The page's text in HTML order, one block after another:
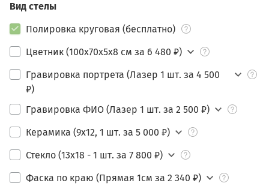
Вид стелы
Полировка круговая (бесплатно)
Цветник (100х70х5х8 см за 6 480 ₽)
Гравировка портрета (Лазер 1 шт. за 4 500
₽)
Гравировка ФИО (Лазер 1 шт. за 2 500 ₽)
Керамика (9х12, 1 шт. за 5 000 ₽)
Стекло (13х18 - 1 шт. за 7 800 ₽)
Фаска по краю (Прямая 1см за 2 340 ₽)